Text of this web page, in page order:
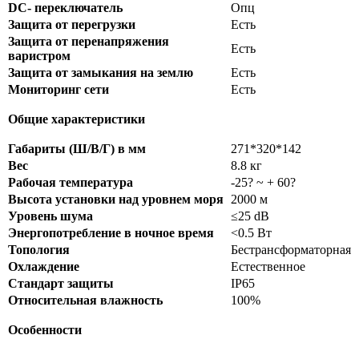
DC- переключатель
Опц
Защита от перегрузки
Есть
Защита от перенапряжения
варистром
Есть
Защита от замыкания на землю
Есть
Мониторинг сети
Есть
Общие характеристики
Габариты (Ш/В/Г) в мм
271*320*142
Вес
8.8 кг
Рабочая температура
-25? ~ + 60?
Высота установки над уровнем моря 2000 м
Уровень шума
≤25 dB
Энергопотребление в ночное время
<0.5 Вт
Топология
Бестрансформаторная
Охлаждение
Естественное
Стандарт защиты
IP65
Относительная влажность
100%
Особенности